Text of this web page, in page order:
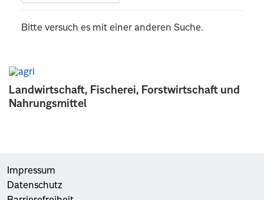
Landwirtschaft, Fischerei, Forstwirtschaft und
Nahrungsmittel
Bitte versuch es mit einer anderen Suche.
Impressum
Datenschutz